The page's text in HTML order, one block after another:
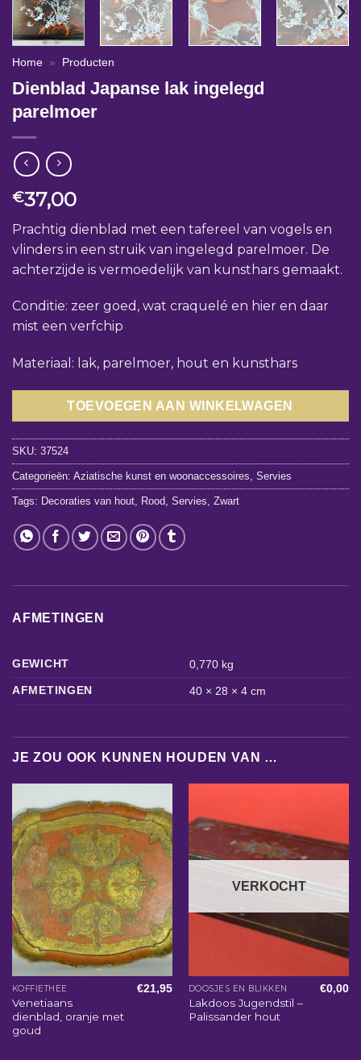
Home » Producten
Dienblad Japanse lak ingelegd
parelmoer
€37,00
Prachtig dienblad met een tafereel van vogels en
vlinders in een struik van ingelegd parelmoer. De
achterzijde is vermoedelijk van kunsthars gemaakt.
Conditie: zeer goed, wat craquelé en hier en daar
mist een verfchip
Materiaal: lak, parelmoer, hout en kunsthars
TOEVOEGEN AAN WINKELWAGEN
SKU: 37524
Categorieën: Aziatische kunst en woonaccessoires Servies
Tags: Decoraties van hout Rood Servies Zwart
AFMETINGEN
GEWICHT
0,770 kg
AFMETINGEN
40 × 28 × 4 cm
JE ZOU OOK KUNNEN HOUDEN VAN …
KOFFIETHEE
Venetiaans
dienblad, oranje met
goud
€21,95
VERKOCHT
DOOSJES EN BLIKKEN
Lakdoos Jugendstil –
Palissander hout
€0,00